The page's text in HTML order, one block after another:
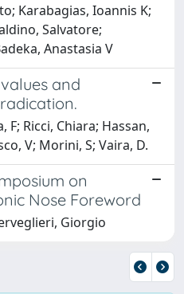
Karabagias, Ioannis K;
Salvatore;
Anastasia V
and
F; Ricci, Chiara; Hassan,
V; Morini, S; Vaira, D.
on
Nose Foreword
Giorgio